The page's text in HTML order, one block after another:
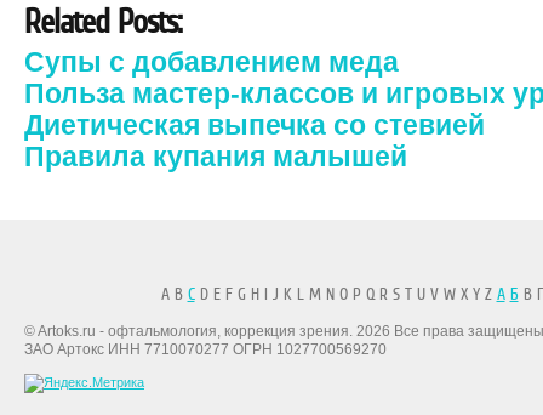
Related Posts:
Супы с добавлением меда
Польза мастер-классов и игровых
Диетическая выпечка со стевией
Правила купания малышей
A B CD E F G H I J K L M N O P Q R S T U V W X Y Z А БВ
© Artoks.ru - офтальмология, коррекция зрения. 2026 Все права
ЗАО Артокс ИНН 7710070277 ОГРН 1027700569270